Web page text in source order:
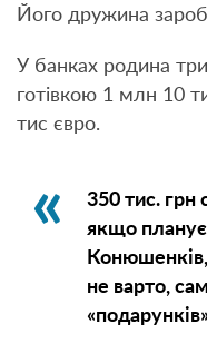
Його дружина
У банках родина
готівкою 1 млн 10
тис євро.
350 тис. грн
якщо
не варто,